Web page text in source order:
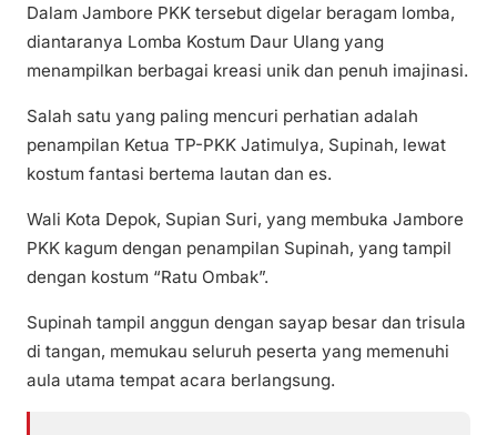
Dalam Jambore PKK tersebut digelar beragam lomba,
diantaranya Lomba Kostum Daur Ulang yang
menampilkan berbagai kreasi unik dan penuh imajinasi.
Salah satu yang paling mencuri perhatian adalah
penampilan Ketua TP-PKK Jatimulya, Supinah, lewat
kostum fantasi bertema lautan dan es.
Wali Kota Depok, Supian Suri, yang membuka Jambore
PKK kagum dengan penampilan Supinah, yang tampil
dengan kostum “Ratu Ombak”.
Supinah tampil anggun dengan sayap besar dan trisula
di tangan, memukau seluruh peserta yang memenuhi
aula utama tempat acara berlangsung.